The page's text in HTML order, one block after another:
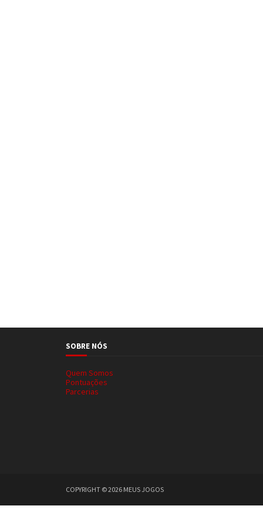
SOBRE NÓS
Quem Somos
Pontuações
Parcerias
COPYRIGHT ©2026 MEUS JOGOS